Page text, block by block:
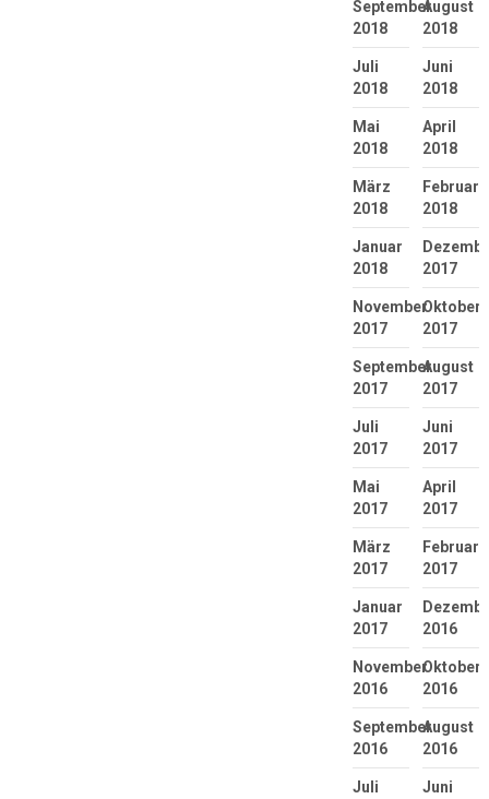
September
2018
August
2018
Juli
2018
Juni
2018
Mai
2018
April
2018
März
2018
Februar
2018
Januar
2018
2017
November
2017
Oktober
2017
September
2017
August
2017
Juli
2017
Juni
2017
Mai
2017
April
2017
März
2017
Februar
2017
Januar
2017
2016
November
2016
Oktober
2016
September
2016
August
2016
Juli
Juni